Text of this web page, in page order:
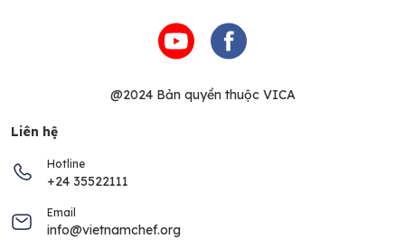
@2024 Bản quyền thuộc VICA
Liên hệ
Hotline
+24 35522111
Email
info@vietnamchef.org